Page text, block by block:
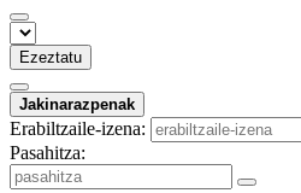
Ezeztatu
Jakinarazpenak
Erabiltzaile-izena:
Pasahitza: